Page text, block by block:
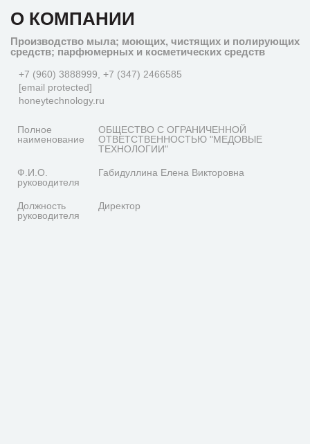
О КОМПАНИИ
Производство мыла; моющих, чистящих и полирующих
средств; парфюмерных и косметических средств
+7 (960) 3888999, +7 (347) 2466585
[email protected]
honeytechnology.ru
Полное
наименование
ОБЩЕСТВО С ОГРАНИЧЕННОЙ
ОТВЕТСТВЕННОСТЬЮ "МЕДОВЫЕ
ТЕХНОЛОГИИ"
Ф.И.О.
руководителя
Габидуллина Елена Викторовна
Должность
руководителя
Директор